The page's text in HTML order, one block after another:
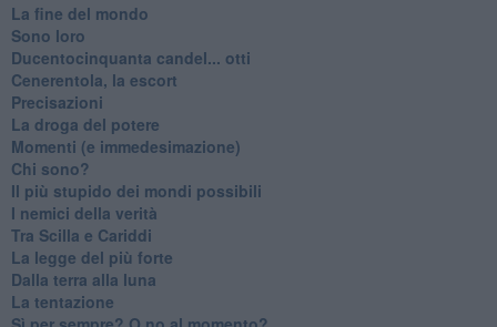
La fine del mondo
Sono loro
Ducentocinquanta candel... otti
Cenerentola, la escort
Precisazioni
La droga del potere
Momenti (e immedesimazione)
Chi sono?
Il più stupido dei mondi possibili
I nemici della verità
Tra Scilla e Cariddi
La legge del più forte
Dalla terra alla luna
La tentazione